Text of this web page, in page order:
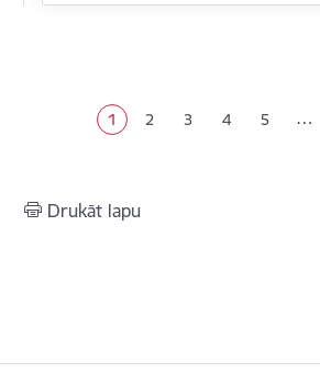
Pašreizējā lapa
1 Lapa
2 Lapa
3 Lapa
4 Lapa
5 …
Drukāt lapu